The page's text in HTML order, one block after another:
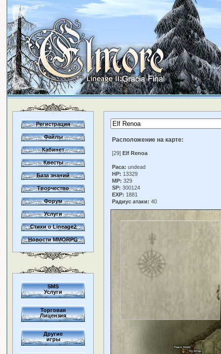
Регистрация
Файлы
Кабинет
Квесты
База знаний
Творчество
Форум
Услуги
Стихи о Lineage2
Новости MMORPG
SMS
Услуги
Торговая
Лицензия
Другие
игры
Расположение на карте:
[29] Elf Renoa
Раса: undead
HP: 13329
MP: 329
SP: 300124
EXP: 1881
Радиус атаки: 40